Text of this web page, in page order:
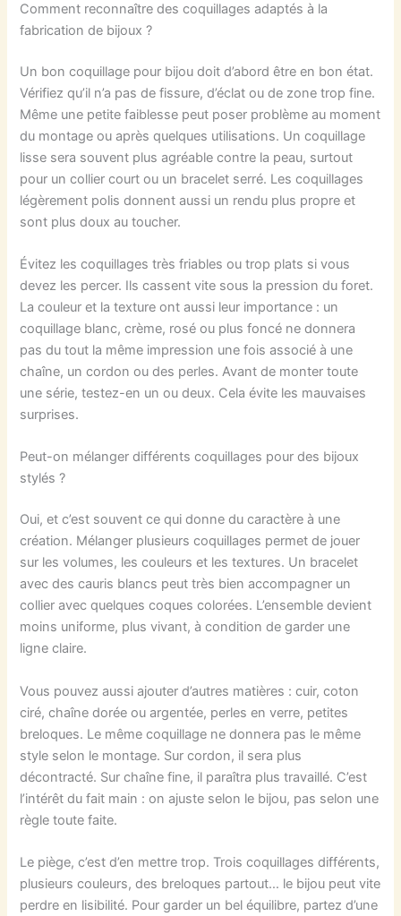
Comment reconnaître des coquillages adaptés à la
fabrication de bijoux ?
Un bon coquillage pour bijou doit d’abord être en bon état.
Vérifiez qu’il n’a pas de fissure, d’éclat ou de zone trop fine.
Même une petite faiblesse peut poser problème au moment
du montage ou après quelques utilisations. Un coquillage
lisse sera souvent plus agréable contre la peau, surtout
pour un collier court ou un bracelet serré. Les coquillages
légèrement polis donnent aussi un rendu plus propre et
sont plus doux au toucher.
Évitez les coquillages très friables ou trop plats si vous
devez les percer. Ils cassent vite sous la pression du foret.
La couleur et la texture ont aussi leur importance : un
coquillage blanc, crème, rosé ou plus foncé ne donnera
pas du tout la même impression une fois associé à une
chaîne, un cordon ou des perles. Avant de monter toute
une série, testez-en un ou deux. Cela évite les mauvaises
surprises.
Peut-on mélanger différents coquillages pour des bijoux
stylés ?
Oui, et c’est souvent ce qui donne du caractère à une
création. Mélanger plusieurs coquillages permet de jouer
sur les volumes, les couleurs et les textures. Un bracelet
avec des cauris blancs peut très bien accompagner un
collier avec quelques coques colorées. L’ensemble devient
moins uniforme, plus vivant, à condition de garder une
ligne claire.
Vous pouvez aussi ajouter d’autres matières : cuir, coton
ciré, chaîne dorée ou argentée, perles en verre, petites
breloques. Le même coquillage ne donnera pas le même
style selon le montage. Sur cordon, il sera plus
décontracté. Sur chaîne fine, il paraîtra plus travaillé. C’est
l’intérêt du fait main : on ajuste selon le bijou, pas selon une
règle toute faite.
Le piège, c’est d’en mettre trop. Trois coquillages différents,
plusieurs couleurs, des breloques partout… le bijou peut vite
perdre en lisibilité. Pour garder un bel équilibre, partez d’une